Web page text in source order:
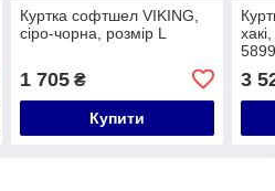
Куртка софтшел VIKING,
сіро-чорна, розмір L
1 705₴
Купити
3